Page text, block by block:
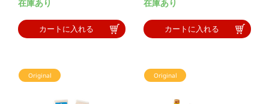
在庫あり
カートに入れる
在庫あり
カートに入れる
Original Original